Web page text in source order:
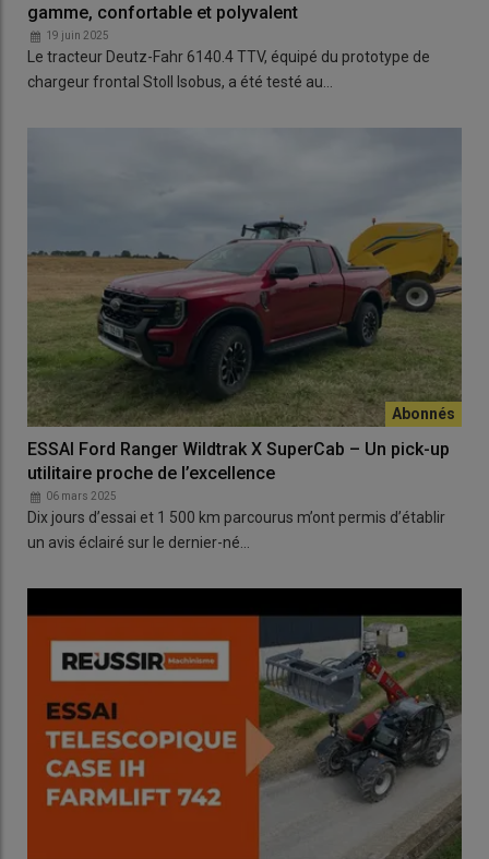
gamme, confortable et polyvalent
19 juin 2025
Le tracteur Deutz-Fahr 6140.4 TTV, équipé du prototype de
chargeur frontal Stoll Isobus, a été testé au…
ESSAI Ford Ranger Wildtrak X SuperCab – Un pick-up
utilitaire proche de l’excellence
06 mars 2025
Dix jours d’essai et 1 500 km parcourus m’ont permis d’établir
un avis éclairé sur le dernier-né…